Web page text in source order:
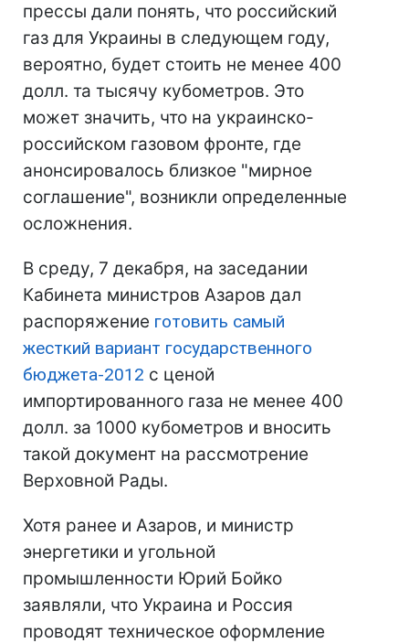
прессы дали понять, что российский
газ для Украины в следующем году,
вероятно, будет стоить не менее 400
долл. та тысячу кубометров. Это
может значить, что на украинско-
российском газовом фронте, где
анонсировалось близкое "мирное
соглашение", возникли определенные
осложнения.
В среду, 7 декабря, на заседании
Кабинета министров Азаров дал
распоряжение готовить самый
жесткий вариант государственного
бюджета-2012 с ценой
импортированного газа не менее 400
долл. за 1000 кубометров и вносить
такой документ на рассмотрение
Верховной Рады.
Хотя ранее и Азаров, и министр
энергетики и угольной
промышленности Юрий Бойко
заявляли, что Украина и Россия
проводят техническое оформление